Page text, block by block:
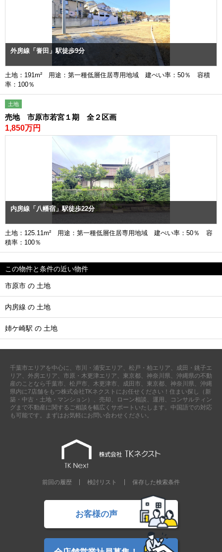
外房線「誉田」駅徒歩9分
土地：191m² 用途：第一種低層住居専用地域 建ぺい率：50％ 容積
率：100％
土地
売地 市原市若宮１期 全２区画
1,850万円
内房線「八幡宿」駅徒歩22分
土地：125.11m² 用途：第一種低層住居専用地域 建ぺい率：50％ 容
積率：100％
この物件と条件の近い物件
市原市 の 土地
内房線 の 土地
姉ケ崎駅 の 土地
千葉市エリアを中心に、市川・浦安エリア、松戸・柏エリア、成田・銚子エ
リア、外房エリア、市原・木更津エリア、東京都、神奈川県、沖縄県の不動
産のことなら千葉市、松戸市、木更津市、成田市、東京都、神奈川県、沖縄
県内に7店舗をもつ株式会社TKネクストにお任せください！住まい探し（新
築・中古・土地・マンション）、売却、ローン相談、運用、コンサルティン
グまで不動産に関するご相談を幅広くサポートいたします。中国語での対応
も可能です。まずはお気軽にお問い合わせください。
前回の履歴 検討リスト 保存した検索条件
お客様の声